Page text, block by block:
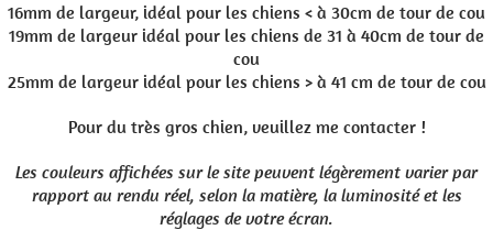
16mm de largeur, idéal pour les chiens < à 30cm de tour de cou
19mm de largeur idéal pour les chiens de 31 à 40cm de tour de
cou
25mm de largeur idéal pour les chiens > à 41 cm de tour de cou
Pour du très gros chien, veuillez me contacter !
Les couleurs affichées sur le site peuvent légèrement varier par
rapport au rendu réel, selon la matière, la luminosité et les
réglages de votre écran.